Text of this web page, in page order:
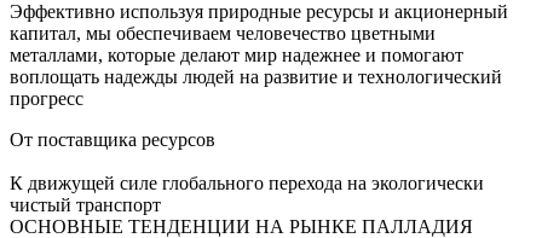
Эффективно используя природные ресурсы и акционерный
капитал, мы обеспечиваем человечество цветными
металлами, которые делают мир надежнее и помогают
воплощать надежды людей на развитие и технологический
прогресс
От поставщика ресурсов
К движущей силе глобального перехода на экологически
чистый транспорт
ОСНОВНЫЕ ТЕНДЕНЦИИ НА РЫНКЕ ПАЛЛАДИЯ